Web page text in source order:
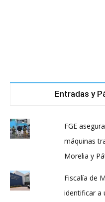
Entradas y
FGE
máquinas
Morelia y
Fiscalía de
identificar a